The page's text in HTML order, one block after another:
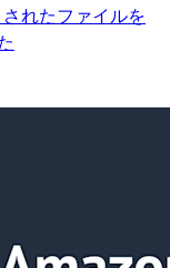
れたファイルを